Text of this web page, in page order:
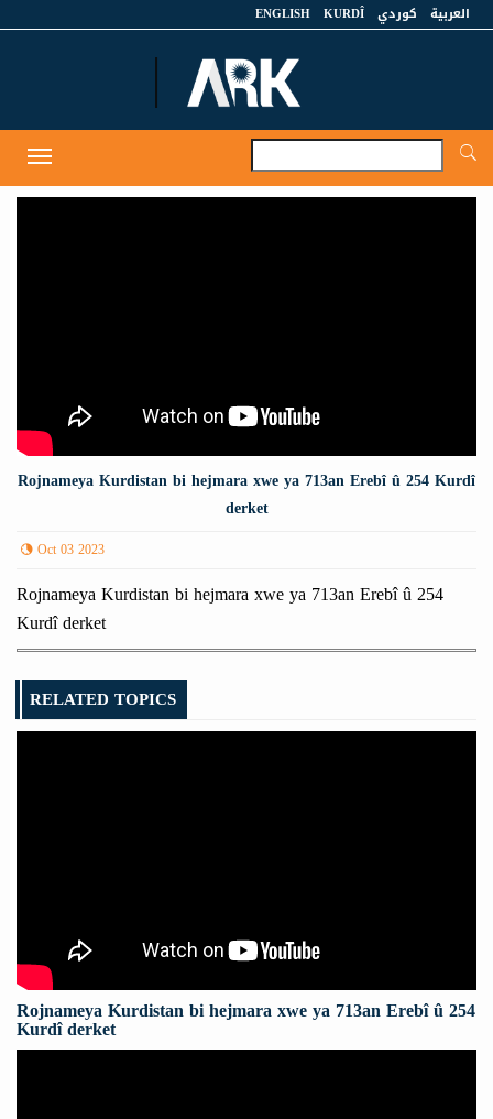
العربية كوردي KURDÎ
ENGLISH
Toggle
navigation
Rojnameya Kurdistan bi hejmara xwe ya 713an Erebî û 254 Kurdî
derket
Oct 03 2023
Rojnameya Kurdistan bi hejmara xwe ya 713an Erebî û 254
Kurdî derket
RELATED TOPICS
Rojnameya Kurdistan bi hejmara xwe ya 713an Erebî û 254
Kurdî derket